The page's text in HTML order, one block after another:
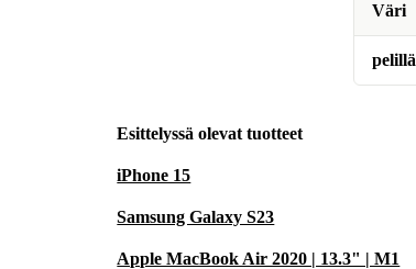
Väri
pelillä
Esittelyssä olevat tuotteet
iPhone 15
Samsung Galaxy S23
Apple MacBook Air 2020 | 13.3" | M1